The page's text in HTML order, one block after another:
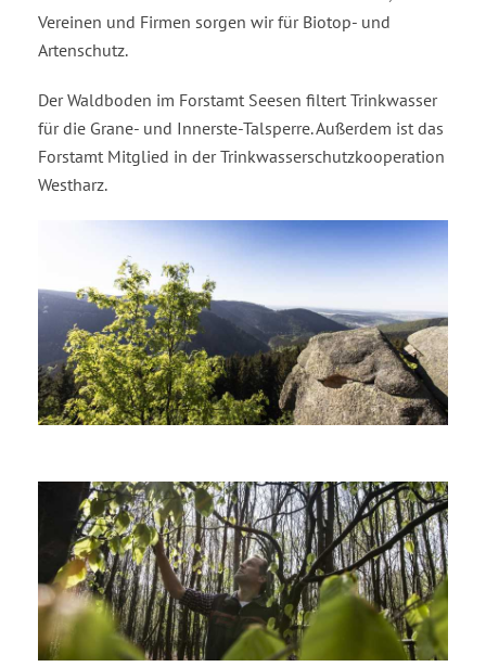
Vereinen und Firmen sorgen wir für Biotop- und
Artenschutz.
Der Waldboden im Forstamt Seesen filtert Trinkwasser
für die Grane- und Innerste-Talsperre. Außerdem ist das
Forstamt Mitglied in der Trinkwasserschutzkooperation
Westharz.